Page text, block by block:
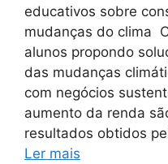
educativos sobre
mudanças do clima
alunos propondo
das mudanças
com negócios
aumento da renda
resultados obtidos
Ler mais